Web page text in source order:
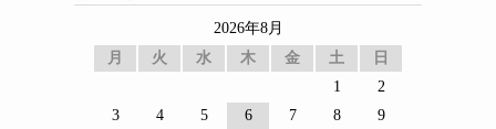
2026年8月
月
火 水 木 金 土
日
1
2
3
4 5 6 7 8
9